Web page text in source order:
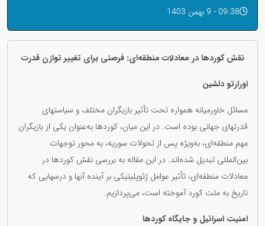
09:38 - 9 بهمن 1403
نقش کوردها در معادلات منطقه‌ای: فرصتی برای تغییر توازن قدرت
اورارتو دلشین
مسائل خاورمیانه همواره تحت تأثیر بازیگران مختلف و سیاستهای
قدرتهای جهانی بوده است. در این میان، کوردها به‌عنوان یکی از بازیگران
مهم منطقه‌ای، به‌ویژه پس از تحولات سوریه، به محور توجهات
بین‌المللی تبدیل شده‌اند. در این مقاله به بررسی نقش کوردها در
معادلات منطقه‌ای، تأثیر عوامل ژئوپلیتیکی بر آینده آنها و درسهایی که
تاریخ به ملت کورد آموخته است، می‌پردازیم.
امنیت اسرائیل و جایگاه کوردها